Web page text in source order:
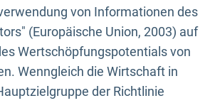
von Informationen des
(Europäische Union, 2003) auf
Wertschöpfungspotentials von
Wenngleich die Wirtschaft in
der Richtlinie